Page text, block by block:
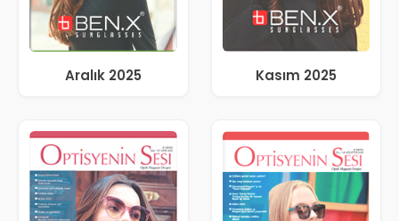
Aralık 2025 Kasım 2025